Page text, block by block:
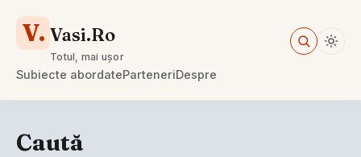
V. Vasi.Ro
Totul, mai ușor
Subiecte abordateParteneriDespre
Caută